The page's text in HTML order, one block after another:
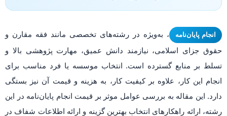
انجام پایان‌نامه
، به‌ویژه در رشته‌های تخصصی مانند فقه مقارن و
حقوق جزای اسلامی، نیازمند دانش عمیق، مهارت پژوهشی بالا و
تسلط بر منابع گسترده است. انتخاب موسسه یا فرد مناسب برای
انجام این کار، علاوه بر کیفیت کار، به هزینه و قیمت آن نیز بستگی
دارد. این مقاله به بررسی عوامل موثر بر قیمت انجام پایان‌نامه در این
رشته، ارائه راهکارهای انتخاب بهترین گزینه و ارائه اطلاعات شفاف در